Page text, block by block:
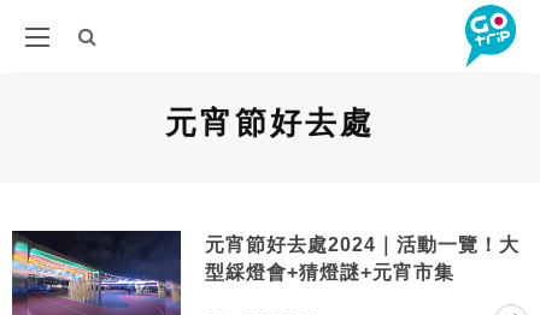
元宵節好去處
元宵節好去處2024｜活動一覽！大
型綵燈會+猜燈謎+元宵市集